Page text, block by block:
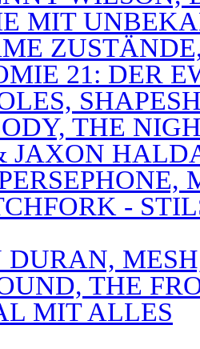
MIT
21: DER
THE
JAXON
-
DURAN,
THE
MIT ALLES